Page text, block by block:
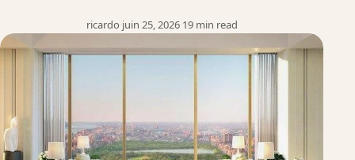
ricardo·juin 25, 2026·19 min read